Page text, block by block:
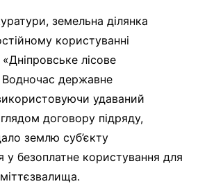
земельна ділянка
користуванні
лісове
Водночас державне
удаваний
договору підряду,
землю суб’єкту
у безоплатне користування для